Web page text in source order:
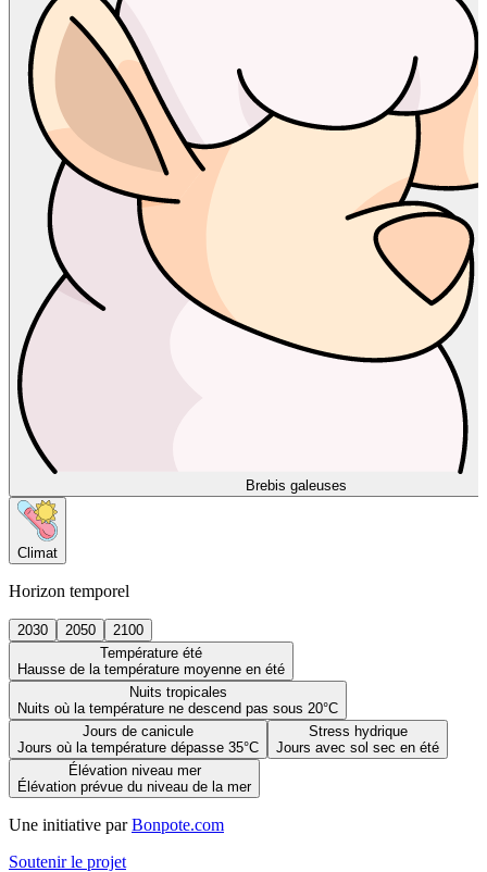
Brebis galeuses
Climat
Horizon temporel
2030 2050
2100
Température été
Hausse de la température moyenne en été
Nuits tropicales
Nuits où la température ne descend pas sous 20°C
Jours de canicule
Jours où la température dépasse 35°C
Stress hydrique
Jours avec sol sec en été
Élévation niveau mer
Élévation prévue du niveau de la mer
Une initiative par Bonpote.com
Soutenir le projet